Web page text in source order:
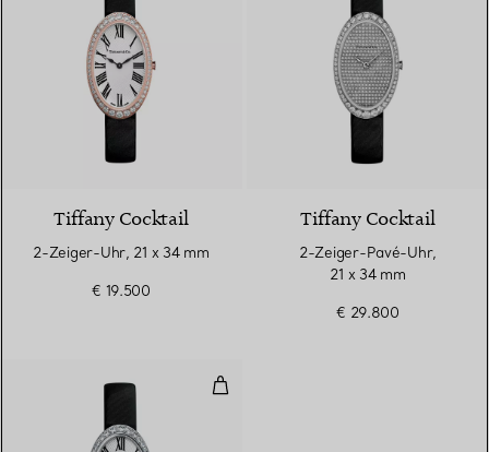
Tiffany Cocktail
2-Zeiger-Uhr, 21 x 34 mm
€ 19.500
Tiffany Cocktail
2-Zeiger-Pavé-Uhr,
21 x 34 mm
€ 29.800
2-Zeiger-Uhr, 21 x 34 mm